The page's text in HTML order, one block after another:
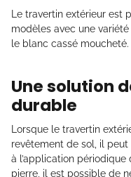
Le travertin extérieur est
modèles avec une
le blanc cassé moucheté.
Une solution
durable
Lorsque le travertin
revêtement de sol, il
à l’application périodique
pierre, il est possible de